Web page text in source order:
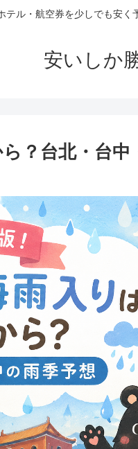
テル・航空券を少しでも安く
安いしか
？台北・台中